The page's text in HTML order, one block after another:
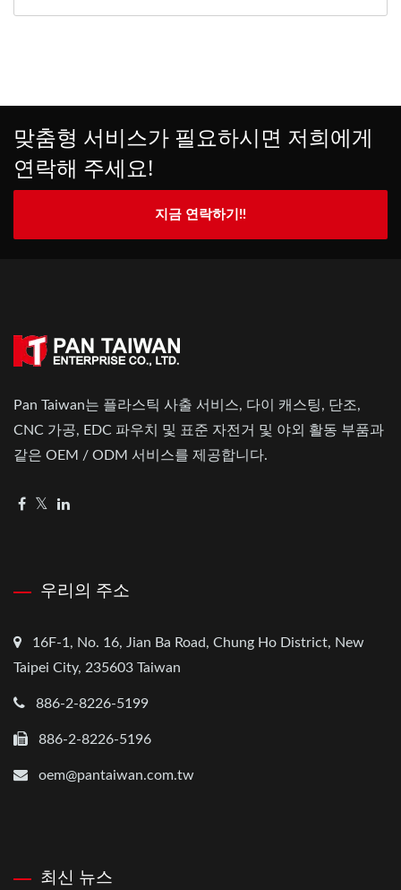
맞춤형 서비스가 필요하시면 저희에게
연락해 주세요!
지금 연락하기!!
Pan Taiwan는 플라스틱 사출 서비스, 다이 캐스팅, 단조,
CNC 가공, EDC 파우치 및 표준 자전거 및 야외 활동 부품과
같은 OEM / ODM 서비스를 제공합니다.
우리의 주소
16F-1, No. 16, Jian Ba Road, Chung Ho District, New
Taipei City, 235603 Taiwan
886-2-8226-5199
886-2-8226-5196
oem@pantaiwan.com.tw
최신 뉴스